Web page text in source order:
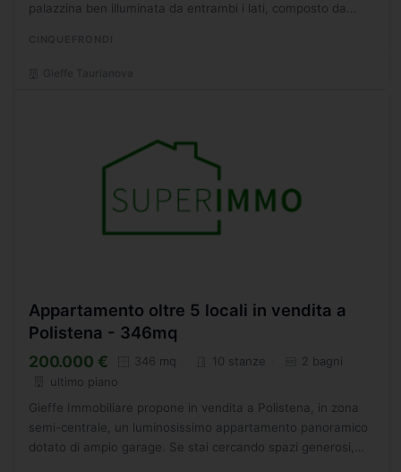
palazzina ben illuminata da entrambi i lati, composto da
Appartamento oltre 5 locali in vendita a
Polistena - 346mq
200.000 € 346 mq 10 stanze
2 bagni
ultimo piano
Gieffe Immobiliare propone in vendita a Polistena, in zona
semi-centrale, un luminosissimo appartamento panoramico
dotato di ampio garage. Se stai cercando spazi generosi,